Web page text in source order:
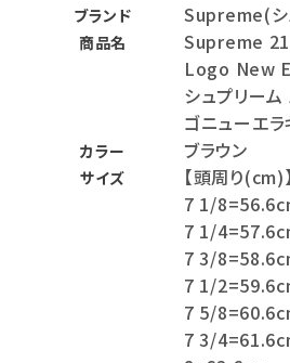
ブランド Supreme(シ
商品名
Supreme
Logo New
シュプリーム
ゴニューエ
カラー ブラウン
サイズ
【頭周り(cm)】
7 1/
7 1/
7 3/
7 1/
7 5/
7 3/